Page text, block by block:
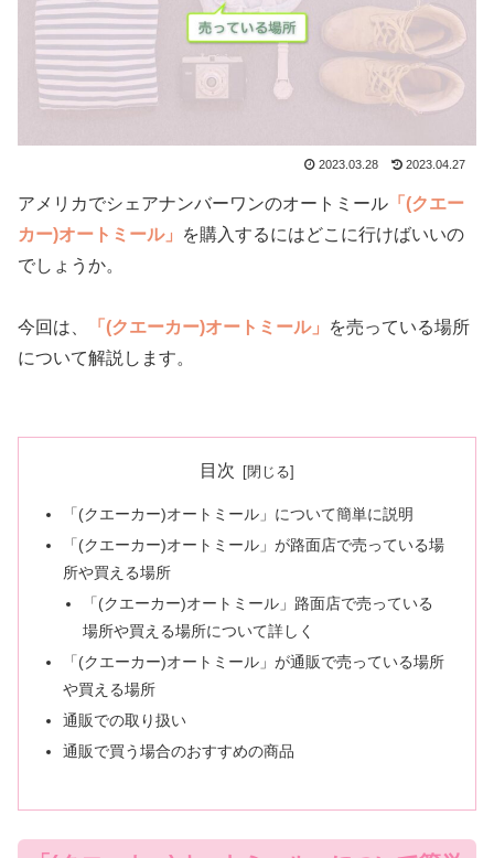
2023.03.28 2023.04.27
アメリカでシェアナンバーワンのオートミール 「(クエー
カー)オートミール」
を購入するにはどこに行けばいいの
でしょうか。
今回は、 「(クエーカー)オートミール」
を売っている場所
について解説します。
目次
「(クエーカー)オートミール」について簡単に説明
「(クエーカー)オートミール」が路面店で売っている場
所や買える場所
「(クエーカー)オートミール」路面店で売っている
場所や買える場所について詳しく
「(クエーカー)オートミール」が通販で売っている場所
や買える場所
通販での取り扱い
通販で買う場合のおすすめの商品